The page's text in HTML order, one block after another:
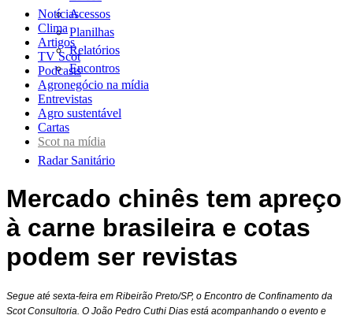
Acessos
Planilhas
Relatórios
Encontros
Notícias
Clima
Artigos
TV Scot
Podcasts
Agronegócio na mídia
Entrevistas
Agro sustentável
Cartas
Scot na mídia
Radar Sanitário
Mercado chinês tem apreço
à carne brasileira e cotas
podem ser revistas
Segue até sexta-feira em Ribeirão Preto/SP, o Encontro de Confinamento da
Scot Consultoria. O João Pedro Cuthi Dias está acompanhando o evento e